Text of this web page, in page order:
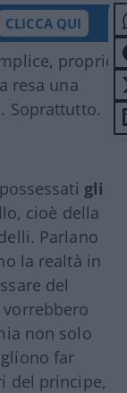
CLICCA QUI
proprio
resa una
Soprattutto.
gli
cioè della
Parlano
la realtà in
del
non solo
far
del principe,